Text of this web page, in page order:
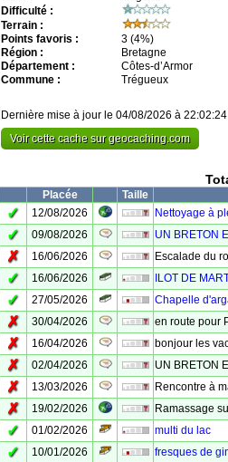
Difficulté :
Terrain :
Points favoris :
3 (4%)
Région :
Bretagne
Département :
Côtes-d’Armor
Commune :
Trégueux
Dernière mise à jour le 04/08/2026 à 22:02:24
Voir cette cache sur geocaching.com
Placée
Taille
✓ 12/08/2026
Nettoyage à
✓ 09/08/2026
UN BRETON
✗ 16/06/2026
Escalade du
✓ 16/06/2026
ILOT DE
✓ 27/05/2026
Chapelle
✗ 30/04/2026
en route pour
✗ 16/04/2026
bonjour les
✗ 02/04/2026
UN BRETON
✗ 13/03/2026
Rencontre à
✗ 19/02/2026
Ramassage
✓ 01/02/2026
multi du lac
✓ 10/01/2026
fresques de